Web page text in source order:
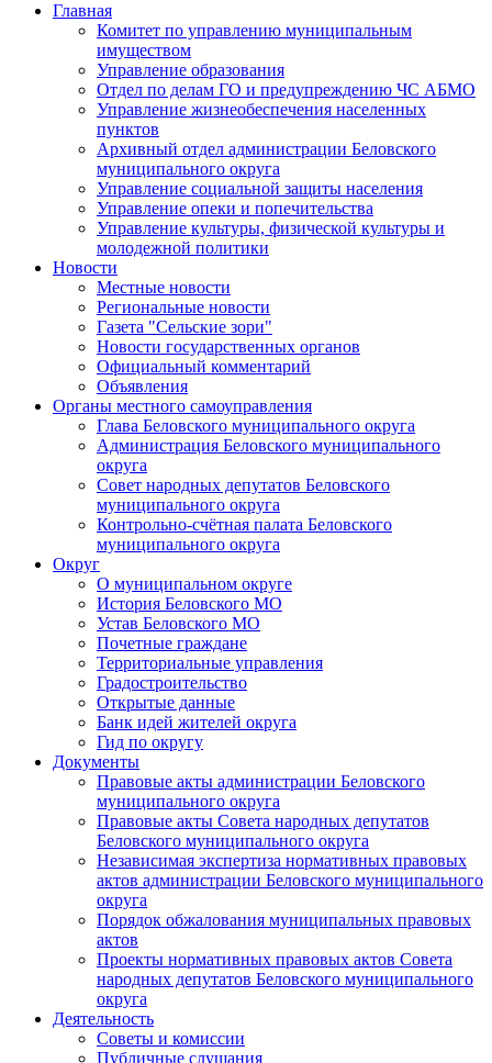
Главная
Комитет по управлению муниципальным
имуществом
Управление образования
Отдел по делам ГО и предупреждению ЧС АБМО
Управление жизнеобеспечения населенных
пунктов
Архивный отдел администрации Беловского
муниципального округа
Управление социальной защиты населения
Управление опеки и попечительства
Управление культуры, физической культуры и
молодежной политики
Новости
Местные новости
Региональные новости
Газета "Сельские зори"
Новости государственных органов
Официальный комментарий
Объявления
Органы местного самоуправления
Глава Беловского муниципального округа
Администрация Беловского муниципального
округа
Совет народных депутатов Беловского
муниципального округа
Контрольно-счётная палата Беловского
муниципального округа
Округ
О муниципальном округе
История Беловского МО
Устав Беловского МО
Почетные граждане
Территориальные управления
Градостроительство
Открытые данные
Банк идей жителей округа
Гид по округу
Документы
Правовые акты администрации Беловского
муниципального округа
Правовые акты Совета народных депутатов
Беловского муниципального округа
Независимая экспертиза нормативных правовых
актов администрации Беловского муниципального
округа
Порядок обжалования муниципальных правовых
актов
Проекты нормативных правовых актов Совета
народных депутатов Беловского муниципального
округа
Деятельность
Советы и комиссии
Публичные слушания